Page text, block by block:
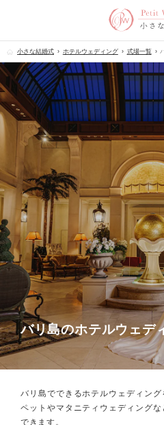
小さな結婚式 ホテルウェディング 式場一覧
バリ島のホテルウェデ
バリ島でできるホテルウェディング
ペットやマタニティウェディング
できます。